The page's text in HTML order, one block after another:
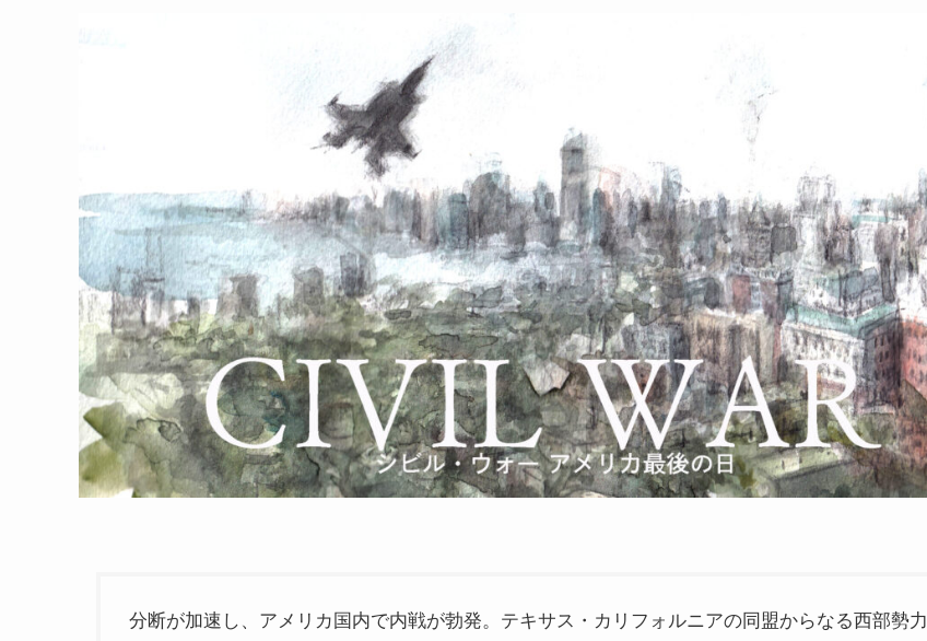
分断が加速し、アメリカ国内で内戦が勃発。テキサス・カリフォルニアの同盟からなる西部勢力